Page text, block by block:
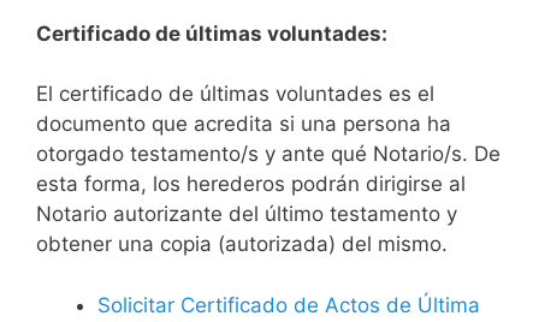
Certificado de últimas voluntades:
El certificado de últimas voluntades es el
documento que acredita si una persona ha
otorgado testamento/s y ante qué Notario/s. De
esta forma, los herederos podrán dirigirse al
Notario autorizante del último testamento y
obtener una copia (autorizada) del mismo.
Solicitar Certificado de Actos de Última